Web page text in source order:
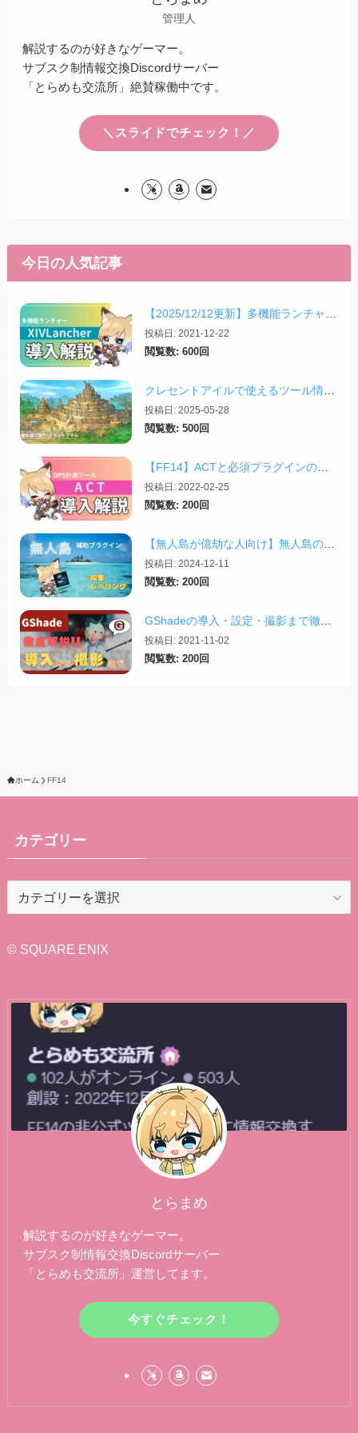
管理人
解説するのが好きなゲーマー。
サブスク制情報交換Discordサーバー
「とらめも交流所」絶賛稼働中です。
＼スライドでチェック！／
今日の人気記事
投稿日: 2021-12-22
閲覧数: 600回
投稿日: 2025-05-28
閲覧数: 500回
投稿日: 2022-02-25
閲覧数: 200回
【無人島が億劫な人向け】無人島のレベリングと素材集め補助プラグイン「Explorer’s...
投稿日: 2024-12-11
閲覧数: 200回
GShadeの導入・設定・撮影まで徹底解説！【2026/03/25更新】
投稿日: 2021-11-02
閲覧数: 200回
ホーム FF14
カテゴリー
リ
© SQUARE ENIX
とらまめ
解説するのが好きなゲーマー。
サブスク制情報交換Discordサーバー
「とらめも交流所」運営してます。
今すぐチェック！